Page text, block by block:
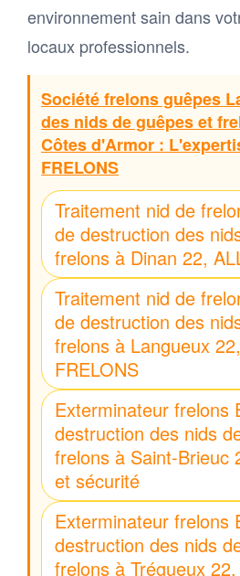
environnement sain dans
locaux professionnels.
Société frelons guêpes
des nids de guêpes et
Côtes d'Armor :
FRELONS
Traitement nid de
de destruction des
frelons à Dinan 22,
Traitement nid de
de destruction des
frelons à Langueux
FRELONS
Exterminateur frelons
destruction des nids
frelons à Saint-Brieuc
et sécurité
Exterminateur frelons
destruction des nids
frelons à Trégueux